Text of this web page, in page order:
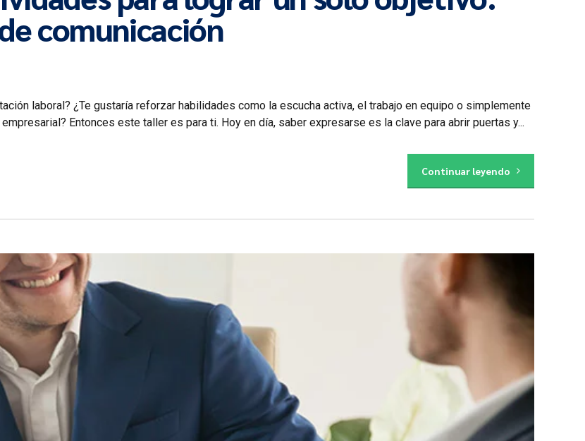
comunicación
laboral? ¿Te gustaría reforzar habilidades como la escucha activa, el trabajo en equipo o simplemente
Entonces este taller es para ti. Hoy en día, saber expresarse es la clave para abrir puertas y...
Continuar leyendo